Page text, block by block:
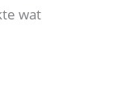
wat